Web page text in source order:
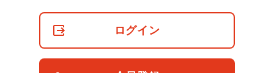
ログイン